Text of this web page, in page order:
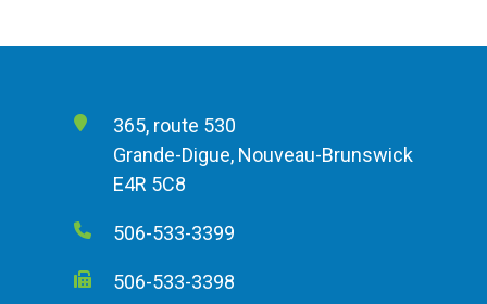
365, route 530
Grande-Digue, Nouveau-Brunswick
E4R 5C8
506-533-3399
506-533-3398